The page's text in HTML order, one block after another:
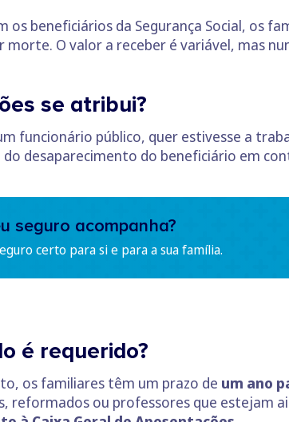
os beneficiários da Segurança Social, os
morte. O valor a receber é variável, mas
se atribui?
funcionário público, quer estivesse a
desaparecimento do beneficiário em
seguro acompanha?
certo para si e para a sua família.
é requerido?
os familiares têm um prazo de um ano
reformados ou professores que estejam